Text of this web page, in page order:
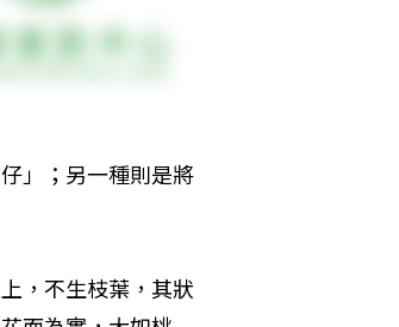
」；另一種則是將
，不生枝葉，其狀